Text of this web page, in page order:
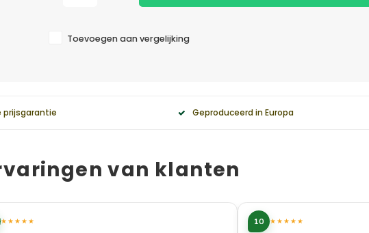
Toevoegen aan vergelijking
prijsgarantie Geproduceerd in Europa
van klanten
★★★★★ 10 ★★★★★